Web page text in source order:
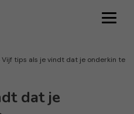
Vijf tips als je vindt dat je onderkin te
dat je